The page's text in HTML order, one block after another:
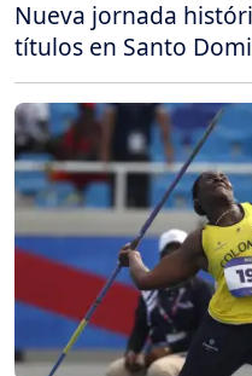
Nueva jornada
títulos en Santo